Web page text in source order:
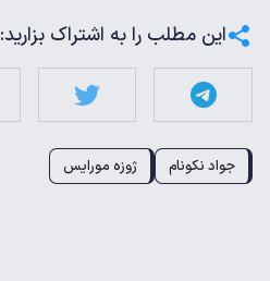
این مطلب را به اشتراک بزارید:
جواد نکونام ژوزه مورایس